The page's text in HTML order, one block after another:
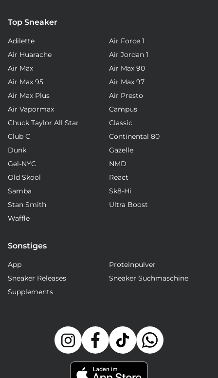
Top Sneaker
Adilette
Air Force 1
Air Huarache
Air Jordan 1
Air Max
Air Max 90
Air Max 95
Air Max 97
Air Max Plus
Air Presto
Air Vapormax
Campus
Chuck Taylor All Star
Classic
Club C
Continental 80
Dunk
Gazelle
Gel-NYC
NMD
Old Skool
React
Samba
Sk8-Hi
Stan Smith
Ultra Boost
Waffle
Sonstiges
App
Proteinpulver
Sneaker Releases
Sneaker Suchmaschine
Supplements